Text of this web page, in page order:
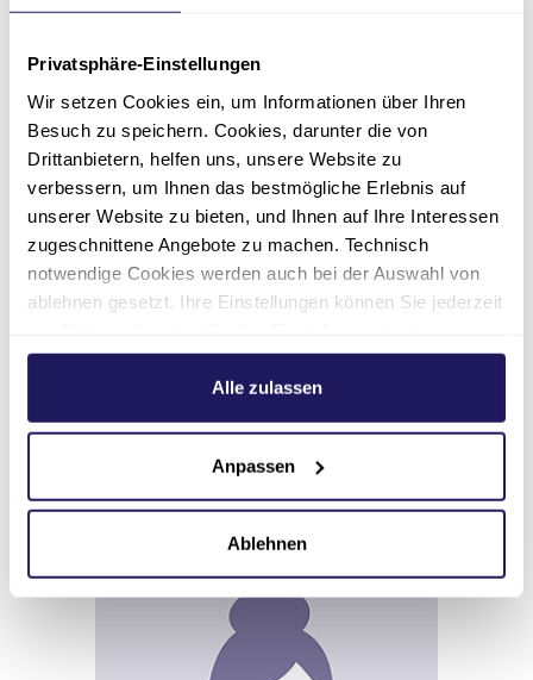
Privatsphäre-Einstellungen
Wir setzen Cookies ein, um Informationen über Ihren
Besuch zu speichern. Cookies, darunter die von
Drittanbietern, helfen uns, unsere Website zu
verbessern, um Ihnen das bestmögliche Erlebnis auf
unserer Website zu bieten, und Ihnen auf Ihre Interessen
zugeschnittene Angebote zu machen. Technisch
notwendige Cookies werden auch bei der Auswahl von
ablehnen gesetzt. Ihre Einstellungen können Sie jederzeit
Weitere Informationen hierzu finden Sie in unserer
.
Alle zulassen
Anpassen
Ablehnen
Kontakt aufnehmen
Sie haben Interesse an einem Platz in
unserer Pflegeeinrichtung, benötigen
Informationsmaterialien oder unsere
Preisliste? Dann nutzen Sie unser
Kontaktformular für Ihre unverbindliche
Anfrage. Wir melden uns bei Ihnen.
Nachricht schreiben
Ansprechpartnerin